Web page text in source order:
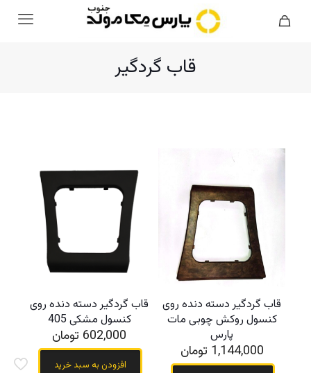
قاب گردگیر
قاب گردگیر دسته دنده روی
کنسول روکش چوبی مات
پارس
1,144,000 تومان
قاب گردگیر دسته دنده روی
کنسول مشکی 405
602,000 تومان
افزودن به سبد خرید